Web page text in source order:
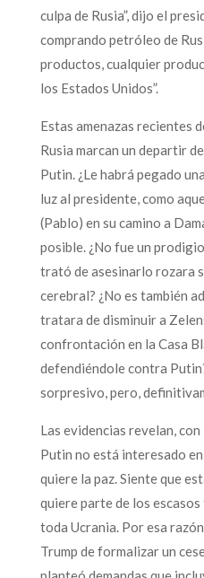
culpa de Rusia”, dijo el
comprando petróleo de
productos, cualquier
los Estados Unidos”.
Estas amenazas recientes
Rusia marcan un departir
Putin. ¿Le habrá pegado
luz al presidente, como
(Pablo) en su camino a
posible. ¿No fue un
trató de asesinarlo rozara
cerebral? ¿No es también
tratara de disminuir a
confrontación en la Casa
defendiéndole contra
sorpresivo, pero,
Las evidencias revelan,
Putin no está interesado
quiere la paz. Siente que
quiere parte de los
toda Ucrania. Por esa
Trump de formalizar un